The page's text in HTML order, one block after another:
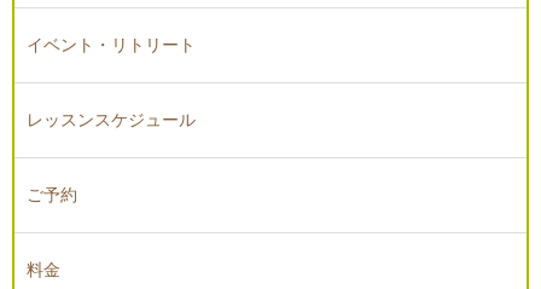
イベント・リトリート
レッスンスケジュール
ご予約
料金